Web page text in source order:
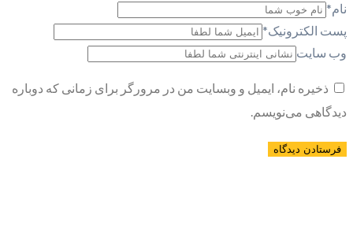
نام*
پست الکترونیک*
وب سایت
ذخیره نام، ایمیل و وبسایت من در مرورگر برای زمانی که دوباره
دیدگاهی می‌نویسم.